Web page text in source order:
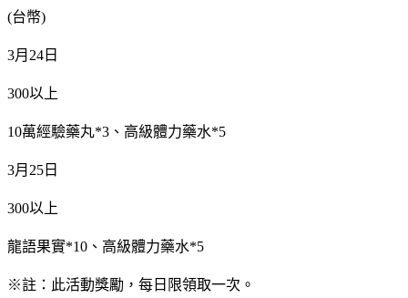
(台幣)
3月24日
300以上
10萬經驗藥丸*3、高級體力藥水*5
3月25日
300以上
龍語果實*10、高級體力藥水*5
※註：此活動獎勵，每日限領取一次。